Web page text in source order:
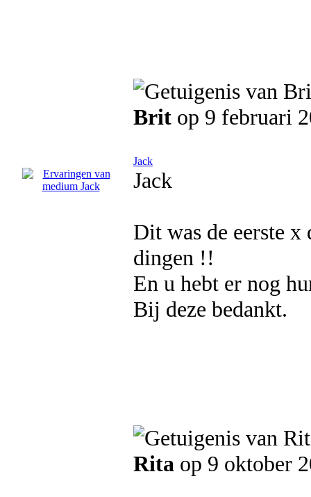
Brit op 9 februari
Jack
Jack
Dit was de eerste x
dingen !!
En u hebt er nog
Bij deze bedankt.
Rita op 9 oktober